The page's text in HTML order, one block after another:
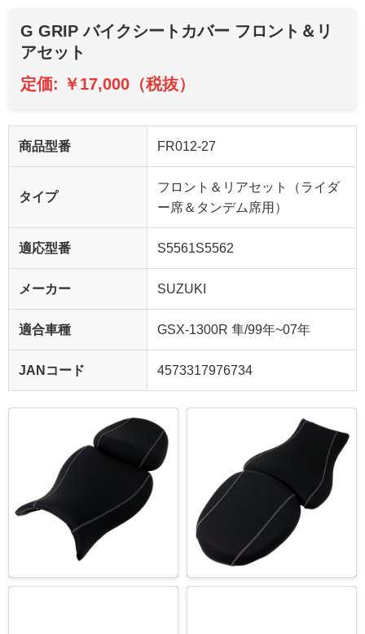
G GRIP バイクシートカバー フロント＆リ
アセット
定価: ￥17,000（税抜）
商品型番 FR012-27
タイプ
フロント＆リアセット（ライダ
ー席＆タンデム席用）
適応型番 S5561S5562
メーカー SUZUKI
適合車種 GSX-1300R 隼/99年~07年
JANコード 4573317976734